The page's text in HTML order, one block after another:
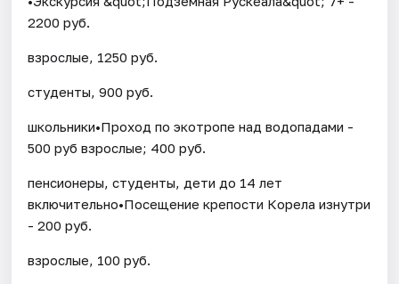
2200 руб.
взрослые, 1250 руб.
студенты, 900 руб.
школьники•Проход по экотропе над водопадами -
500 руб взрослые; 400 руб.
пенсионеры, студенты, дети до 14 лет
включительно•Посещение крепости Корела изнутри
- 200 руб.
взрослые, 100 руб.